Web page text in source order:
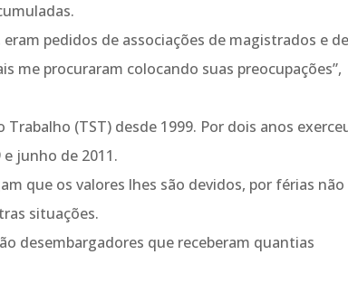
pedidos de associações de magistrados e de
me procuraram colocando suas preocupações”,
(TST) desde 1999. Por dois anos
junho de 2011.
que os valores lhes são devidos, por férias não
situações.
desembargadores que receberam quantias